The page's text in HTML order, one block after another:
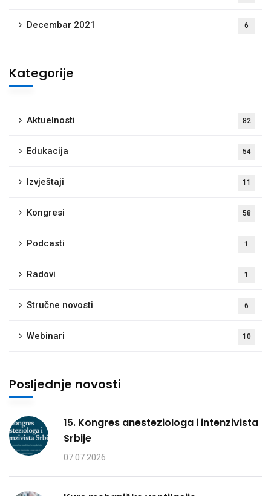
Decembar 2021 6
Kategorije
Aktuelnosti 82
Edukacija 54
Izvještaji 11
Kongresi 58
Podcasti 1
Radovi 1
Stručne novosti 6
Webinari 10
Posljednje novosti
15. Kongres anesteziologa i intenzivista
Srbije
07.07.2026